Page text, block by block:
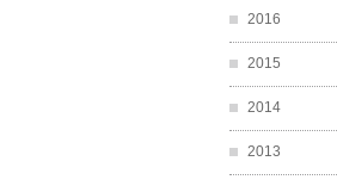
2016
2015
2014
2013